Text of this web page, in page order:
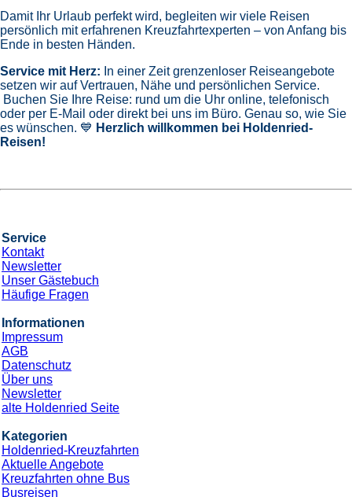
Damit Ihr Urlaub perfekt wird, begleiten wir viele Reisen
persönlich mit erfahrenen Kreuzfahrtexperten – von Anfang bis
Ende in besten Händen.
Service mit Herz: In einer Zeit grenzenloser Reiseangebote
setzen wir auf Vertrauen, Nähe und persönlichen Service.
Buchen Sie Ihre Reise: rund um die Uhr online, telefonisch
oder per E-Mail oder direkt bei uns im Büro. Genau so, wie Sie
es wünschen. 💙 Herzlich willkommen bei Holdenried-
Reisen!
Service
Kontakt
Newsletter
Unser Gästebuch
Häufige Fragen
Informationen
Impressum
AGB
Datenschutz
Über uns
Newsletter
alte Holdenried Seite
Kategorien
Holdenried-Kreuzfahrten
Aktuelle Angebote
Kreuzfahrten ohne Bus
Busreisen